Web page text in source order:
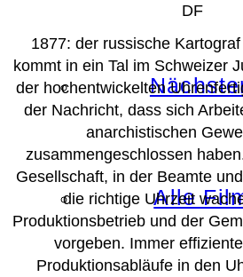
Alle
DF
1877: der russische
kommt in ein Tal im Schweizer
der hochentwickelten
der Nachricht, dass sich
anarchistischen
zusammengeschlossen
Gesellschaft, in der Beamte
die richtige Uhrzeit
Produktionsbetrieb und der
vorgeben. Immer
Produktionsabläufe in den